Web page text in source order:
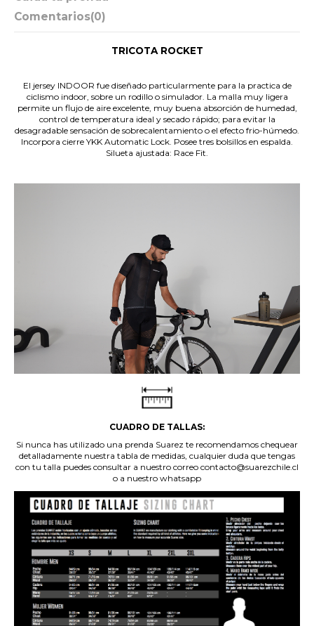
Comentarios(0)
TRICOTA ROCKET
El jersey INDOOR fue diseñado particularmente para la practica de
ciclismo indoor, sobre un rodillo o simulador. La malla muy ligera
permite un flujo de aire excelente, muy buena absorción de humedad,
control de temperatura ideal y secado rápido; para evitar la
desagradable sensación de sobrecalentamiento o el efecto frio-húmedo.
Incorpora cierre YKK Automatic Lock. Posee tres bolsillos en espalda.
Silueta ajustada: Race Fit.
CUADRO DE TALLAS:
Si nunca has utilizado una prenda Suarez te recomendamos chequear
detalladamente nuestra tabla de medidas, cualquier duda que tengas
con tu talla puedes consultar a nuestro correo contacto@suarezchile.cl
o a nuestro whatsapp